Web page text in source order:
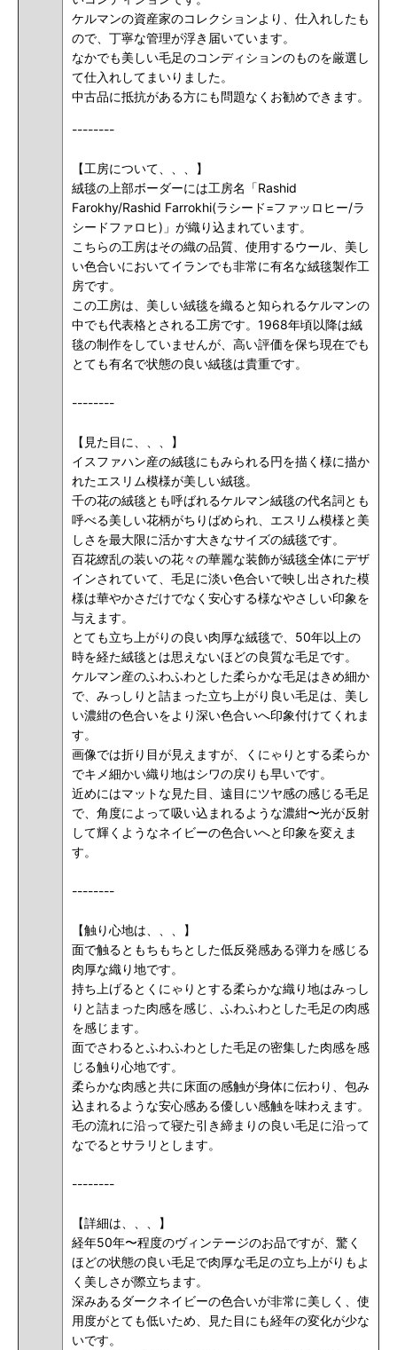
ケルマンの資産家のコレクションより、仕入れしたも
ので、丁寧な管理が浮き届いています。
なかでも美しい毛足のコンディションのものを厳選し
て仕入れしてまいりました。
中古品に抵抗がある方にも問題なくお勧めできます。
--------
【工房について、、、
】
絨毯の上部ボーダーには工房名「Rashid
Farokhy/Rashid Farrokhi(ラシード=ファッロヒー/ラ
シードファロヒ)」が織り込まれています。
こちらの工房はその織の品質、使用するウール、美し
い色合いにおいてイランでも非常に有名な絨毯製作工
房です。
この工房は、美しい絨毯を織ると知られるケルマンの
中でも代表格とされる工房です。1968年頃以降は絨
毯の制作をしていませんが、高い評価を保ち現在でも
とても有名で状態の良い絨毯は貴重です。
--------
【見た目に、、、】
イスファハン産の絨毯にもみられる円を描く様に描か
れたエスリム模様が美しい絨毯。
千の花の絨毯とも呼ばれるケルマン絨毯の代名詞とも
呼べる美しい花柄がちりばめられ、エスリム模様と美
しさを最大限に活かす大きなサイズの絨毯です。
百花繚乱の装いの花々の華麗な装飾が絨毯全体にデザ
インされていて、毛足に淡い色合いで映し出された模
様は華やかさだけでなく安心する様なやさしい印象を
与えます。
とても立ち上がりの良い肉厚な絨毯で、50年以上の
時を経た絨毯とは思えないほどの良質な毛足です。
ケルマン産のふわふわとした柔らかな毛足はきめ細か
で、みっしりと詰まった立ち上がり良い毛足は、美し
い濃紺の色合いをより深い色合いへ印象付けてくれま
す。
画像では折り目が見えますが、くにゃりとする柔らか
でキメ細かい織り地はシワの戻りも早いです。
近めにはマットな見た目、遠目にツヤ感の感じる毛足
で、角度によって吸い込まれるような濃紺〜光が反射
して輝くようなネイビーの色合いへと印象を変えま
す。
--------
【触り心地は、、、】
面で触るともちもちとした低反発感ある弾力を感じる
肉厚な織り地です。
持ち上げるとくにゃりとする柔らかな織り地はみっし
りと詰まった肉感を感じ、ふわふわとした毛足の肉感
を感じます。
面でさわるとふわふわとした毛足の密集した肉感を感
じる触り心地です。
柔らかな肉感と共に床面の感触が身体に伝わり、包み
込まれるような安心感ある優しい感触を味わえます。
毛の流れに沿って寝た引き締まりの良い毛足に沿って
なでるとサラリとします。
--------
【詳細は、、、】
経年50年〜程度のヴィンテージのお品ですが、驚く
ほどの状態の良い毛足で肉厚な毛足の立ち上がりもよ
く美しさが際立ちます。
深みあるダークネイビーの色合いが非常に美しく、使
用度がとても低いため、見た目にも経年の変化が少な
いです。